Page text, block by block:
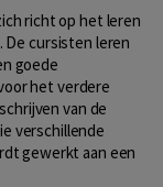
richt op het leren
cursisten leren
goede
het verdere
van de
verschillende
gewerkt aan een